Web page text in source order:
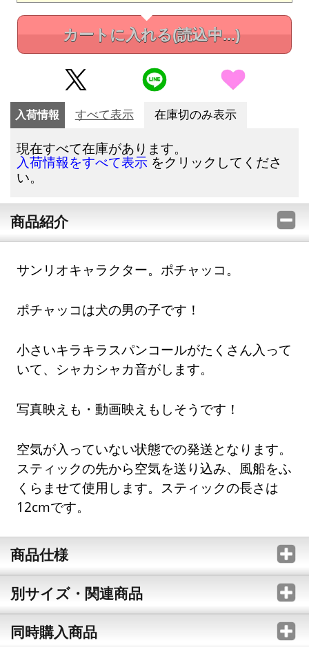
カートに入れる(読込中...)
入荷情報 すべて表示 在庫切のみ表示
現在すべて在庫があります。
入荷情報をすべて表示 をクリックしてくださ
い。
商品紹介
サンリオキャラクター。ポチャッコ。
ポチャッコは犬の男の子です！
小さいキラキラスパンコールがたくさん入って
いて、シャカシャカ音がします。
写真映えも・動画映えもしそうです！
空気が入っていない状態での発送となります。
スティックの先から空気を送り込み、風船をふ
くらませて使用します。スティックの長さは
12cmです。
商品仕様
別サイズ・関連商品
同時購入商品